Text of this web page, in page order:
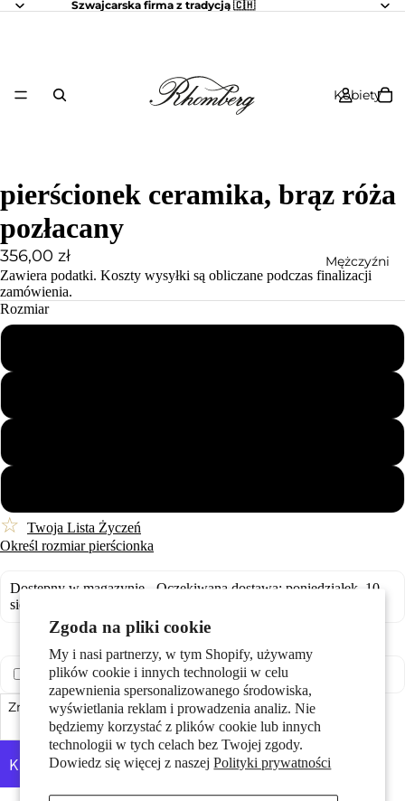
Zgoda na pliki cookie
My i nasi partnerzy, w tym Shopify, używamy
plików cookie i innych technologii w celu
zapewnienia spersonalizowanego środowiska,
wyświetlania reklam i prowadzenia analiz. Nie
będziemy korzystać z plików cookie lub innych
technologii w tych celach bez Twojej zgody.
Dowiedz się więcej z naszejPolityki prywatności
Szwajcarska firma z tradycją 🇨🇭
Kobiety
Mężczyźni
Dzieci
pierścionek ceramika, brąz róża
pozłacany
356,00 zł
Zawiera podatki. Koszty wysyłki są obliczane podczas finalizacji
zamówienia.
Rozmiar
☆ Twoja Lista Życzeń
Określ rozmiar pierścionka
Dostępny w magazynie - Oczekiwana dostawa: poniedziałek, 10
sierpnia
Zapakuj na prezent (20,00 zł)
Zmniejsz ilość
Zwiększ ilość Dodaj do koszyka